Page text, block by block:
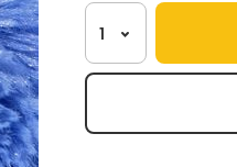
1